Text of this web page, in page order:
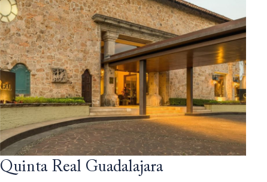
Quinta Real Guadalajara